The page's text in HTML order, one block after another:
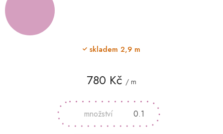
780 Kč / m
cena:
skladem 2,9 m